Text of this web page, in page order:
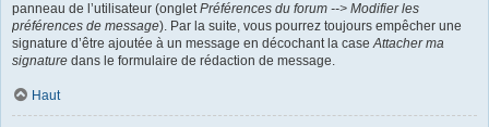
panneau de l’utilisateur (ongletPréférences du forum --> Modifier les
préférences de message). Par la suite, vous pourrez toujours empêcher une
signature d’être ajoutée à un message en décochant la caseAttacher ma
signature dans le formulaire de rédaction de message.
Haut